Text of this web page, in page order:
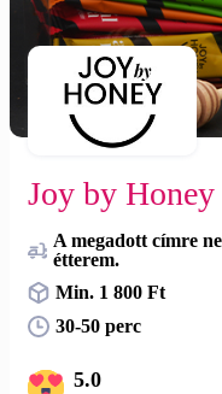
Joy by
A megadott címre
étterem.
Min. 1 800 Ft
30-50 perc
5.0